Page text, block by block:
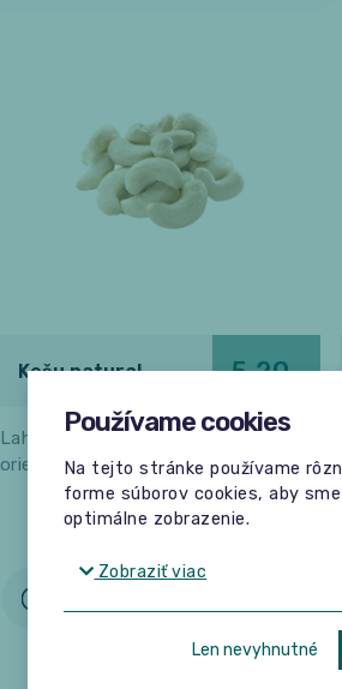
Kešu natural 5,20
Lahodné krémové sladké kešu
oriešky natural. 250g
Používame cookies
Na tejto stránke používame
forme súborov cookies, aby
optimálne zobrazenie.
Zobraziť viac
Len nevyhnutné